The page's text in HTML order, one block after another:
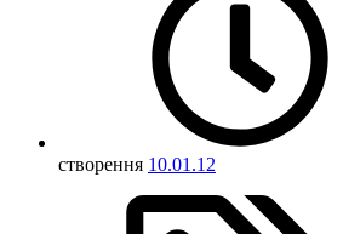
створення 10.01.12